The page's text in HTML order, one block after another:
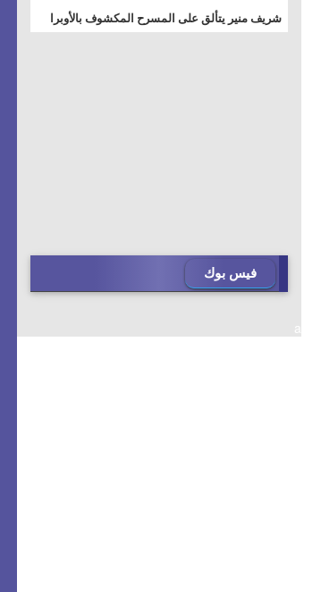
للمجالس الشعبية المحلية ويستعرض خطط أماناته
بالمحافظات
شريف منير يتألق على المسرح المكشوف بالأوبرا
فيس بوك
a